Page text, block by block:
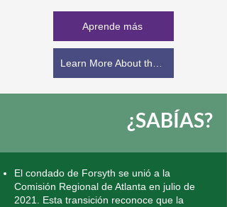
Aprende más
¿SABÍAS?
El condado de Forsyth se unió a la
Comisión Regional de Atlanta en julio de
2021. Esta transición reconoce que la